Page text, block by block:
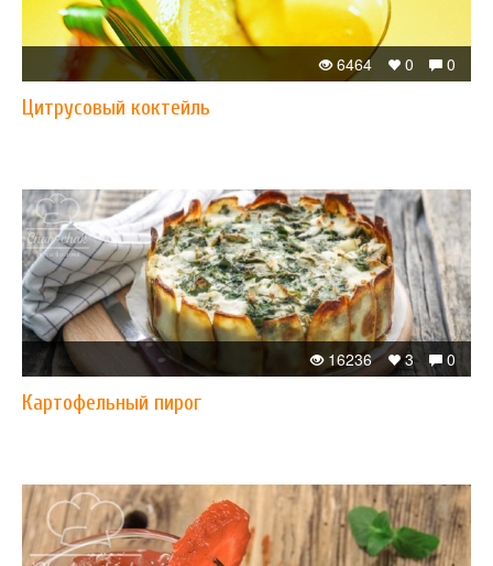
0
0
6464
Цитрусовый коктейль
0
3
16236
Картофельный пирог